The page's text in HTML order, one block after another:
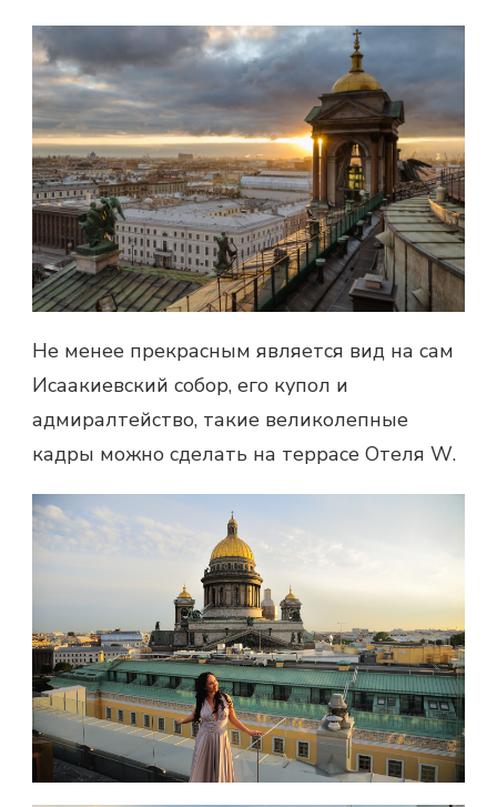
Не менее прекрасным является вид на сам
Исаакиевский собор, его купол и
адмиралтейство, такие великолепные
кадры можно сделать на террасе Отеля W.